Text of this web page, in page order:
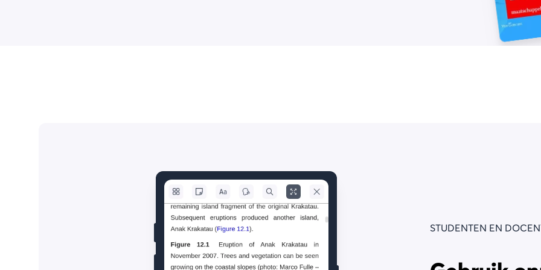
STUDENTEN EN